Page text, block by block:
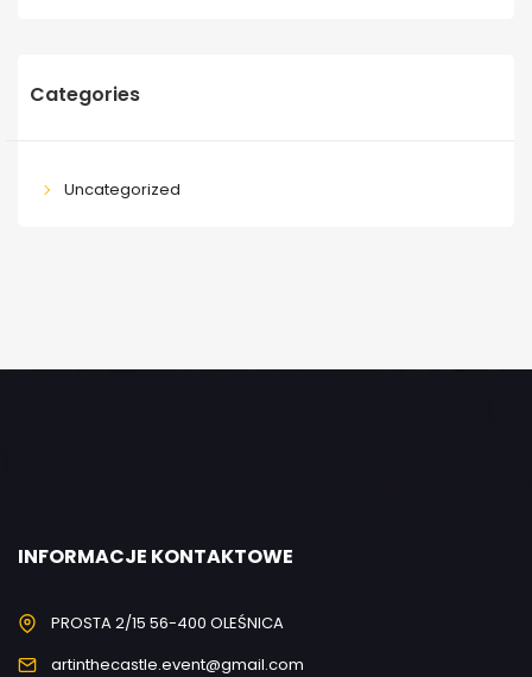
Categories
Uncategorized
INFORMACJE KONTAKTOWE
PROSTA 2/15 56-400 OLEŚNICA
artinthecastle.event@gmail.com